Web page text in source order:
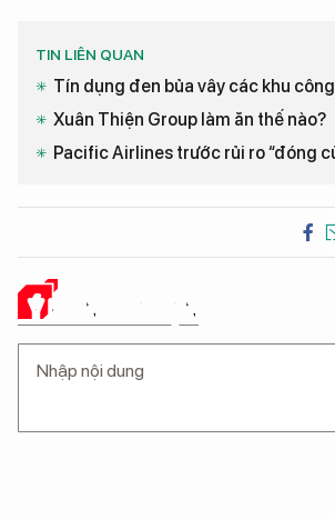
TIN LIÊN QUAN
Tín dụng đen bủa vây các khu
Xuân Thiện Group làm ăn thế nào?
Pacific Airlines trước rủi ro “đóng
Ý KIẾN CỦA BẠN